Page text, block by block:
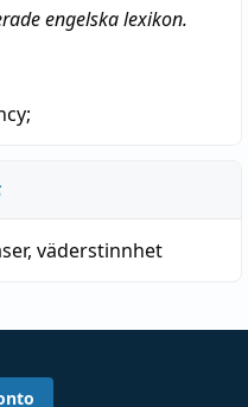
engelska lexikon.
;
, väderstinnhet